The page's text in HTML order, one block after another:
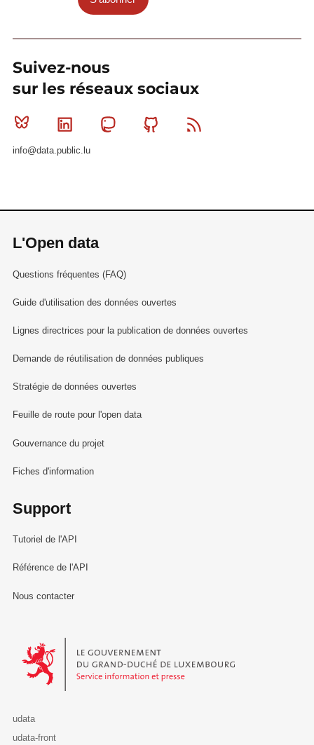
Suivez-nous
sur les réseaux sociaux
Bluesky Linkedin MastodonGithub
info@data.public.lu
L'Open data
Questions fréquentes (FAQ)
Guide d'utilisation des données ouvertes
Lignes directrices pour la publication de données ouvertes
Demande de réutilisation de données publiques
Stratégie de données ouvertes
Feuille de route pour l'open data
Gouvernance du projet
Fiches d'information
Support
Tutoriel de l'API
Référence de l'API
Nous contacter
Le Gouvernement du Grand-Duché de Luxembourg - Service
udata
udata-front